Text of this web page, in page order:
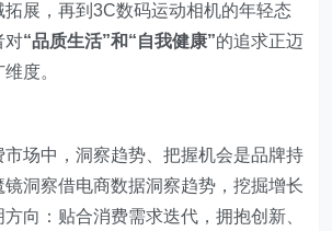
展，再到3C数码运动相机的年轻态
对“品质生活”和“自我健康”的追求正迈
度。
场中，洞察趋势、把握机会是品牌持
洞察借电商数据洞察趋势，挖掘增长
向：贴合消费需求迭代，拥抱创新、